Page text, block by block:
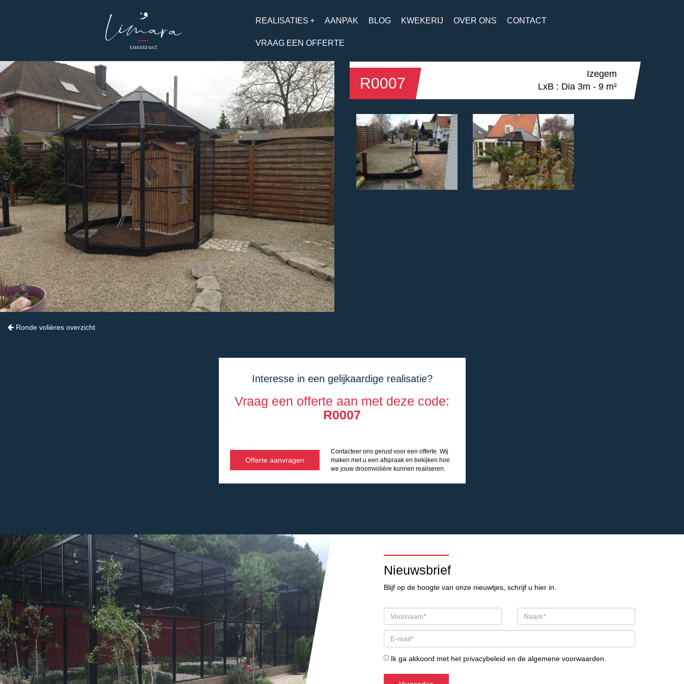
REALISATIES + AANPAK BLOG KWEKERIJ OVER ONS CONTACT
VRAAG EEN OFFERTE
Ronde volières overzicht
R0007
Izegem
LxB : Dia 3m - 9 m²
Interesse in een gelijkaardige realisatie?
Vraag een offerte aan met deze code:
R0007
Offerte aanvragen
Contacteer ons gerust voor een offerte. Wij
maken met u een afspraak en bekijken hoe
we jouw droomvolière kunnen realiseren.
Nieuwsbrief
Blijf op de hoogte van onze nieuwtjes, schrijf u hier in.
Ik ga akkoord met het privacybeleid en dealgemene voorwaarden